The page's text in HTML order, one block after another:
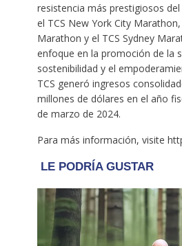
resistencia más prestigiosos
el TCS New York City
Marathon y el TCS Sydney
enfoque en la promoción de la
sostenibilidad y el
TCS generó ingresos
millones de dólares en el año
de marzo de 2024.
Para más información, visite